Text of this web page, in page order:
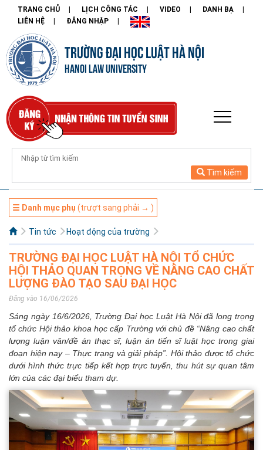
TRANG CHỦ LỊCH CÔNG TÁC VIDEO
DANH BẠ
LIÊN HỆ
ĐĂNG NHẬP
TRƯỜNG ĐẠI HỌC LUẬT HÀ NỘI
HANOI LAW UNIVERSITY
Tìm kiếm
☰ Danh mục phụ (trượt sang phải → )
Tin tức Hoạt động của trường
TRƯỜNG ĐẠI HỌC LUẬT HÀ NỘI TỔ CHỨC
HỘI THẢO QUAN TRỌNG VỀ NÂNG CAO CHẤT
LƯỢNG ĐÀO TẠO SAU ĐẠI HỌC
Đăng vào 16/06/2026
Sáng ngày 16/6/2026, Trường Đại học Luật Hà Nội đã long trọng
tổ chức Hội thảo khoa học cấp Trường với chủ đề “Nâng cao chất
lượng luận văn/đề án thạc sĩ, luận án tiến sĩ luật học trong giai
đoạn hiện nay – Thực trạng và giải pháp”. Hội thảo được tổ chức
dưới hình thức trực tiếp kết hợp trực tuyến, thu hút sự quan tâm
lớn của các đại biểu tham dự.